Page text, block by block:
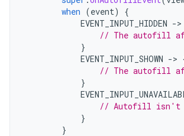
when (event)
{
EVENT_INPUT_HIDDEN ->
// The autofill
}
EVENT_INPUT_SHOWN ->
// The autofill
}
// Autofill isn't
}
}